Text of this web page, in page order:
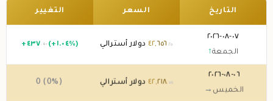
التاريخ السعر التغيير
٠٧-٠٨-٢٠٢٦
الجمعة↑
٤٢,٦٥٦ .٢٥ دولار أسترالي + ٤٣٧ .٥٠ (+١.٠٤%)
٠٦-٠٨-٢٠٢٦
الخميس →
٤٢,٢١٨ .٧٥ دولار أسترالي 0 (0%)